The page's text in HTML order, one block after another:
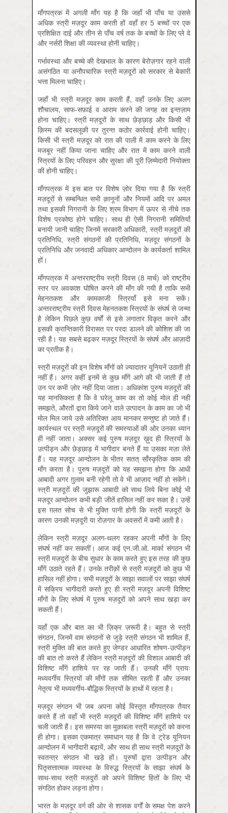
माँगपत्रक में अगली माँग यह है कि जहाँ भी पाँच या उससे
अधिक स्त्री मज़दूर काम करती हों वहाँ हर 5 बच्चों पर एक
प्रशिक्षित दाई और तीन से पाँच वर्ष तक के बच्चों के लिए प्ले वे
और नर्सरी शिक्षा की व्यवस्था होनी चाहिए।
गर्भावस्था और बच्चे की देखभाल के कारण बेरोज़गार रहने वाली
असंगठित या अनौपचारिक स्त्री मज़दूरों को सरकार से बेकारी
भत्ता मिलना चाहिए।
जहाँ भी स्त्री मज़दूर काम करती हैं, वहाँ उनके लिए अलग
शौचालय, साफ-सफ़ाई व आराम करने की जगह का इन्तज़ाम
होना चाहिए। स्त्री मज़दूरों के साथ छेड़छाड़ और किसी भी
क़िस्म की बदसलूकी पर तुरन्त कठोर कार्रवाई होनी चाहिए।
किसी भी स्त्री मज़दूर को रात की पाली में काम करने के लिए
मजबूर नहीं किया जाना चाहिए और रात में काम करने वाली
स्त्रियों के लिए परिवहन और सुरक्षा की पूरी ज़िम्मेदारी नियोक्ता
की होनी चाहिए।
माँगपत्रक में इस बात पर विशेष ज़ोर दिया गया है कि स्त्री
मज़दूरों से सम्बन्धित सभी क़ानूनों और नियमों आदि पर अमल
तथा इसकी निगरानी के लिए श्रम विभाग में ऊपर से नीचे तक
विशेष प्रकोष्ठ होने चाहिए। साथ ही ऐसी निगरानी समितियाँ
बनायी जानी चाहिए जिनमें सरकारी अधिकारी, स्त्री मज़दूरों की
प्रतिनिधि, स्त्री संगठनों की प्रतिनिधि, मज़दूर संगठनों के
प्रतिनिधि और जनवादी अधिकार आन्दोलन के कार्यकर्ता शामिल
हों।
माँगपत्रक में अन्तरराष्ट्रीय स्त्री दिवस (8 मार्च) को राष्ट्रीय
स्तर पर अवकाश घोषित करने की माँग की गयी है ताकि सभी
मेहनतकश और कामकाजी स्त्रियाँ इसे मना सकें।
अन्तरराष्ट्रीय स्त्री दिवस मेहनतकश स्त्रियों के संघर्ष से जन्मा
है लेकिन पिछले कुछ वर्षों से इसे लगातार विकृत करने और
इसकी क्रान्तिकारी विरासत पर परदा डालने की कोशिश की जा
रही है। यह सबसे बढ़कर मज़दूर स्त्रियों के संघर्ष और आज़ादी
का प्रतीक है।
स्त्री मज़दूरों की इन विशेष माँगों को ज़्यादातर यूनियनें उठाती ही
नहीं हैं। अगर कहीं इनमें से कुछ माँगें आगे की भी जाती हैं तो
उन पर कभी ज़ोर नहीं दिया जाता। अधिकांश पुरुष मज़दूरों की
यह मानसिकता है कि वे घरेलू काम का तो कोई मोल ही नहीं
समझते, औरतों द्वारा किये जाने वाले उत्पादन के काम का जो भी
मोल मिल जाये उसे अतिरिक्त आय मानकर सन्तुष्ट हो जाते हैं।
कार्यस्थल पर स्त्री मज़दूरों की समस्याओं की ओर उनका ध्यान
ही नहीं जाता। अक्सर कई पुरुष मज़दूर ख़ुद ही स्त्रियों के
उत्पीड़न और छेड़छाड़ में भागीदार बनते हैं या उसका मज़ा लेते
हैं। यह मज़दूर आन्दोलन के भीतर सतत् साँस्कृतिक काम की
माँग करता है। पुरुष मज़दूरों को यह समझना होगा कि आधी
आबादी अगर ग़ुलाम बनी रहेगी तो वे भी आज़ाद नहीं हो सकेंगे।
स्त्री मज़दूरों की जुझारू आबादी को साथ लिये बिना कोई भी
मज़दूर आन्दोलन कभी बड़ी जीतें हासिल नहीं कर सका है। उन्हें
इस ग़लत सोच से भी मुक्ति पानी होगी कि स्त्री मज़दूरों के
कारण उनकी मज़दूरी या रोज़गार के अवसरों में कमी आती है।
लेकिन स्त्री मज़दूर अलग-थलग रहकर अपनी माँगों के लिए
संघर्ष नहीं कर सकतीं। आज कई एन.जी.ओ. मार्का संगठन भी
स्त्री मज़दूरों के बीच सुधार के काम करते हुए इस तरह की कुछ
माँगें उठाते रहते हैं। उनके तरीक़ों से स्त्री मज़दूरों को कुछ भी
हासिल नहीं होगा। सभी मज़दूरों के साझा सवालों पर साझा संघर्ष
में सक्रिय भागीदारी करते हुए ही स्त्री मज़दूर अपनी विशिष्ट
माँगों के लिए संघर्ष में पुरुष मज़दूरों को अपने साथ खड़ा कर
सकती हैं।
यहाँ एक और बात का भी ज़िक्र ज़रूरी है। बहुत से स्त्री
संगठन, जिनमें वाम संगठनों से जुड़े स्त्री संगठन भी शामिल हैं,
स्त्री मुक्ति की बात करते हुए जेण्डर आधारित शोषण-उत्पीड़न
की बात तो करते हैं लेकिन स्त्री मज़दूरों की विशाल आबादी की
विशिष्ट माँगें हाशिये पर रह जाती हैं। उनकी माँगें प्रायः
मध्यवर्गीय स्त्रियों की माँगों तक सीमित रहती हैं और उनका
नेतृत्व भी मध्यवर्गीय-बौद्धिक स्त्रियों के हाथों में रहता है।
मज़दूर संगठन भी जब अपना कोई विस्तृत माँगपत्रक तैयार
करते हैं तो वहाँ भी स्त्री मज़दूरों की विशिष्ट माँगें हाशिये पर
चली जाती हैं। इस समस्या का मुक़ाबला स्त्री मज़दूरों को करना
ही होगा। इसका एकमात्र समाधान यह है कि वे ट्रेड यूनियन
आन्दोलन में भागीदारी बढ़ायें, और साथ ही साथ स्त्री मज़दूरों के
स्वतन्त्र संगठन भी खड़े हों। पुरुषों द्वारा उत्पीड़न और
पितृसत्तात्मक व्यवस्था के विरुद्ध स्त्रियों के साझा संघर्ष के
साथ-साथ स्त्री मज़दूरों को अपने विशिष्ट हितों के लिए भी
संगठित होकर लड़ना होगा।
भारत के मज़दूर वर्ग की ओर से शासक वर्गों के समक्ष पेश करने